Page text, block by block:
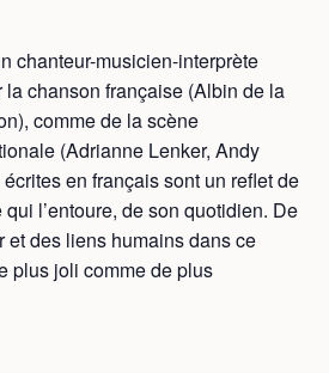
chanteur-musicien-interprète
chanson française (Albin de la
comme de la scène
(Adrianne Lenker, Andy
en français sont un reflet de
l’entoure, de son quotidien. De
et des liens humains dans ce
plus joli comme de plus